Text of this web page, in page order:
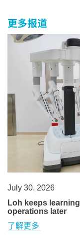
更多报道
July 30, 2026
Loh keeps
operations later
了解更多